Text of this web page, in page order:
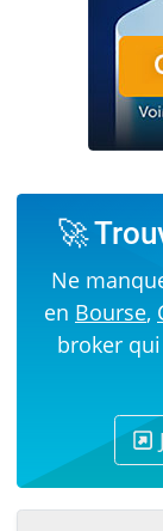
🚀
Ne
en Bourse,
broker